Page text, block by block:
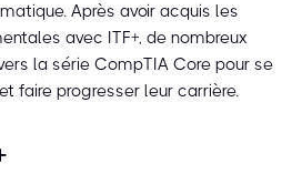
Après avoir acquis les
avec ITF+, de nombreux
la série CompTIA Core pour se
faire progresser leur carrière.